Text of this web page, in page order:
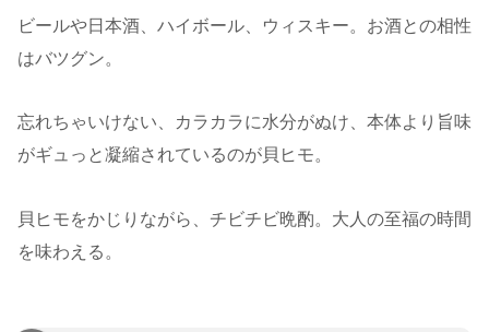
ビールや日本酒、ハイボール、ウィスキー。お酒との相性
はバツグン。
忘れちゃいけない、カラカラに水分がぬけ、本体より旨味
がギュっと凝縮されているのが貝ヒモ。
貝ヒモをかじりながら、チビチビ晩酌。大人の至福の時間
を味わえる。